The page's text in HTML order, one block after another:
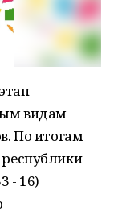
видам
По итогам
- 16)